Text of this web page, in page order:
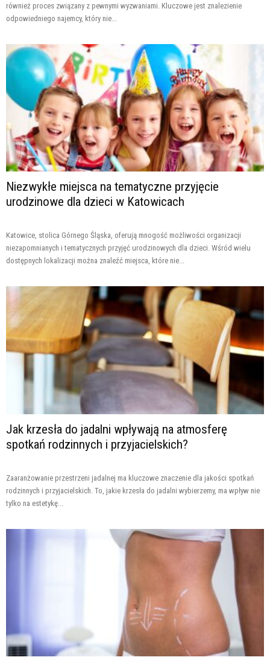
również proces związany z pewnymi wyzwaniami. Kluczowe jest znalezienie
odpowiedniego najemcy, który nie...
Niezwykłe miejsca na tematyczne przyjęcie
urodzinowe dla dzieci w Katowicach
Katowice, stolica Górnego Śląska, oferują mnogość możliwości organizacji
niezapomnianych i tematycznych przyjęć urodzinowych dla dzieci. Wśród wielu
dostępnych lokalizacji można znaleźć miejsca, które nie...
Jak krzesła do jadalni wpływają na atmosferę
spotkań rodzinnych i przyjacielskich?
Zaaranżowanie przestrzeni jadalnej ma kluczowe znaczenie dla jakości spotkań
rodzinnych i przyjacielskich. To, jakie krzesła do jadalni wybierzemy, ma wpływ nie
tylko na estetykę...